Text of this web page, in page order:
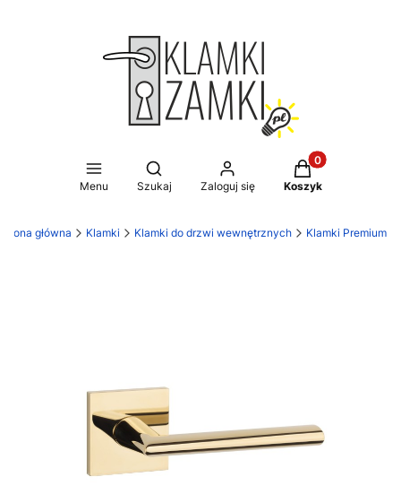
Menu
Otwórz wyszukiwarkę
Szukaj Zaloguj się
Produkty w
Koszyk
Strona główna Klamki Klamki do drzwi wewnętrznych Klamki Premium